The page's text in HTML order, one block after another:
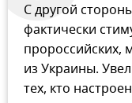
С другой
фактически
пророссийских,
из Украины.
тех, кто